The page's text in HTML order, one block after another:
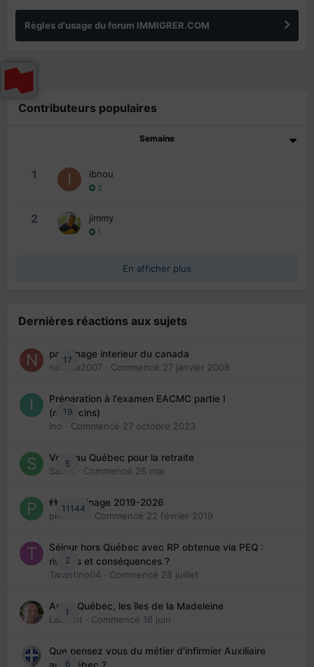
Règles d'usage du forum IMMIGRER.COM
Contributeurs populaires
Semaine
1 ibnou
2
2 jimmy
1
En afficher plus
Dernières réactions aux sujets
17
parrainage interieur du canada
nedjma2007 · Commencé 27 janvier 2008
19
Préparation à l'examen EACMC partie I
(médecins)
Ino · Commencé 27 octobre 2023
5
Venir au Québec pour la retraite
Sab74
· Commencé 26 mai
11144
👬 Parrainage 2019-2026
piinoush
· Commencé 22 février 2019
2
Séjour hors Québec avec RP obtenue via PEQ :
risques et conséquences ?
Tarantino04 · Commencé 28 juillet
1
Arte : Québec, les îles de la Madeleine
Laurent · Commencé 16 juin
6
Que pensez vous du métier d'infirmier Auxiliaire
au Québec ?